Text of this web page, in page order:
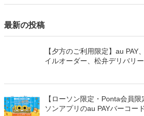
最新の投稿
【夕方のご利用限定】au PAY
イルオーダー、松弁デリバリ
【ローソン限定・Ponta会員
ソンアプリのau PAYバーコー